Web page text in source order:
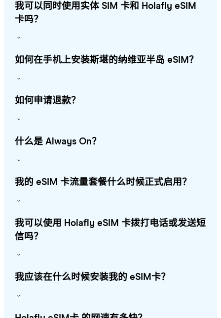
我可以同时使用实体 SIM 卡和 Holafly eSIM
卡吗？
如何在手机上安装斯堪的纳维亚半岛 eSIM？
如何申请退款？
什么是 Always On？
我的 eSIM 卡流量套餐什么时候正式启用？
我可以使用 Holafly eSIM 卡拨打电话或发送短
信吗？
我应该在什么时候安装我的 eSIM卡？